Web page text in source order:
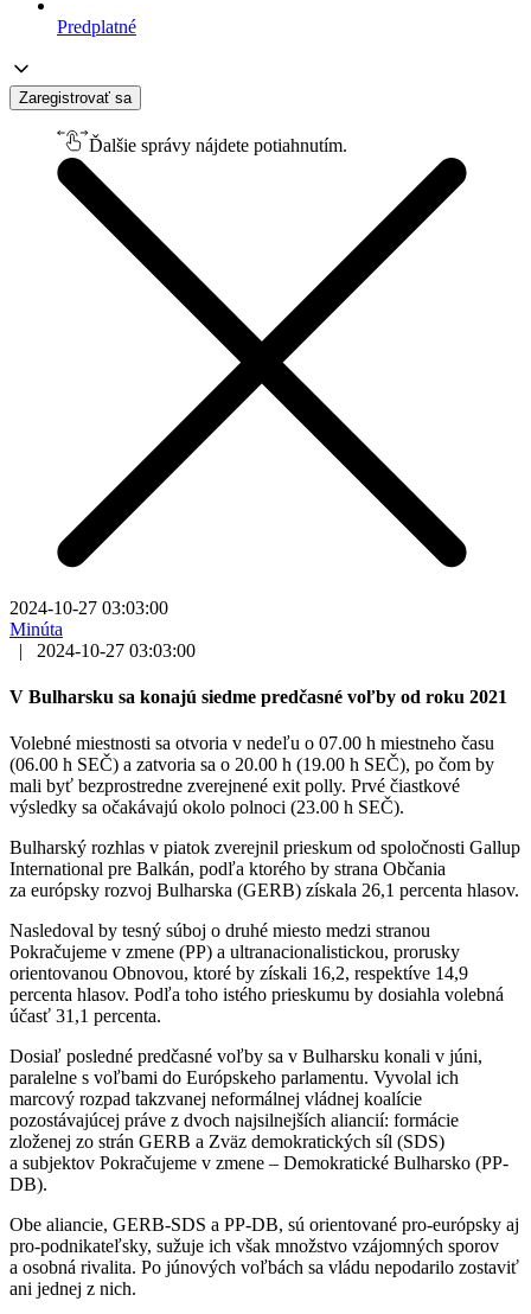
Predplatné
Zaregistrovať sa
Ďalšie správy nájdete potiahnutím.
2024-10-27 03:03:00
Minúta
|
2024-10-27 03:03:00
V Bulharsku sa konajú siedme predčasné voľby od roku 2021
Volebné miestnosti sa otvoria v nedeľu o 07.00 h miestneho času
(06.00 h SEČ) a zatvoria sa o 20.00 h (19.00 h SEČ), po čom by
mali byť bezprostredne zverejnené exit polly. Prvé čiastkové
výsledky sa očakávajú okolo polnoci (23.00 h SEČ).
Bulharský rozhlas v piatok zverejnil prieskum od spoločnosti Gallup
International pre Balkán, podľa ktorého by strana Občania
za európsky rozvoj Bulharska (GERB) získala 26,1 percenta hlasov.
Nasledoval by tesný súboj o druhé miesto medzi stranou
Pokračujeme v zmene (PP) a ultranacionalistickou, prorusky
orientovanou Obnovou, ktoré by získali 16,2, respektíve 14,9
percenta hlasov. Podľa toho istého prieskumu by dosiahla volebná
účasť 31,1 percenta.
Dosiaľ posledné predčasné voľby sa v Bulharsku konali v júni,
paralelne s voľbami do Európskeho parlamentu. Vyvolal ich
marcový rozpad takzvanej neformálnej vládnej koalície
pozostávajúcej práve z dvoch najsilnejších aliancií: formácie
zloženej zo strán GERB a Zväz demokratických síl (SDS)
a subjektov Pokračujeme v zmene – Demokratické Bulharsko (PP-
DB).
Obe aliancie, GERB-SDS a PP-DB, sú orientované pro-európsky aj
pro-podnikateľsky, sužuje ich však množstvo vzájomných sporov
a osobná rivalita. Po júnových voľbách sa vládu nepodarilo zostaviť
ani jednej z nich.